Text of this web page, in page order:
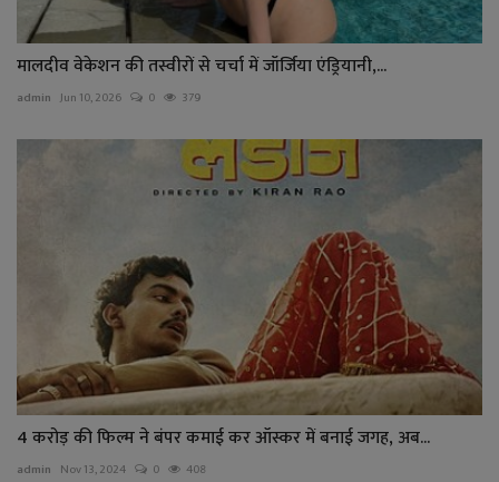
मालदीव वेकेशन की तस्वीरों से चर्चा में जॉर्जिया एंड्रियानी,...
admin Jun 10, 2026 0 379
4 करोड़ की फिल्म ने बंपर कमाई कर ऑस्कर में बनाई जगह, अब...
admin Nov 13, 2024 0 408